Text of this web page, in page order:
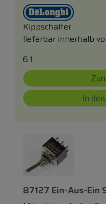
Kippschalter
lieferbar innerhalb
6.1
In
87127 Ein-Aus-Ein